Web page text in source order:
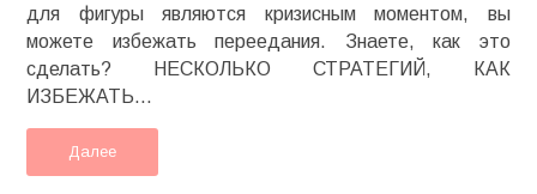
для фигуры являются кризисным моментом, вы
можете избежать переедания. Знаете, как это
сделать? НЕСКОЛЬКО СТРАТЕГИЙ, КАК
ИЗБЕЖАТЬ...
Далее